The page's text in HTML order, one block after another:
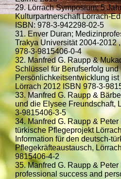
29. Lörrach Symposium; 5
Kulturpartnerschaft Lörrach-
ISBN: 978-3-942298-02-5
31. Enver Duran;
Trakya Universität 2004-2012
978-3-9815406-0-4
32. Manfred G. Raupp &
Schlüssel für Berufserfolg und
Persönlichkeitsentwicklung
Lörrach 2012 ISBN 978-3-
33. Manfred G. Raupp &
und die Elysee Freundschaft,
3-9815406-3-5
34. Manfred G. Raupp &
türkische Pflegeprojekt
Information für den deutsch-
Pflegekräfteaustausch,
9815406-4-2
35. Manfred G. Raupp &
professional success and